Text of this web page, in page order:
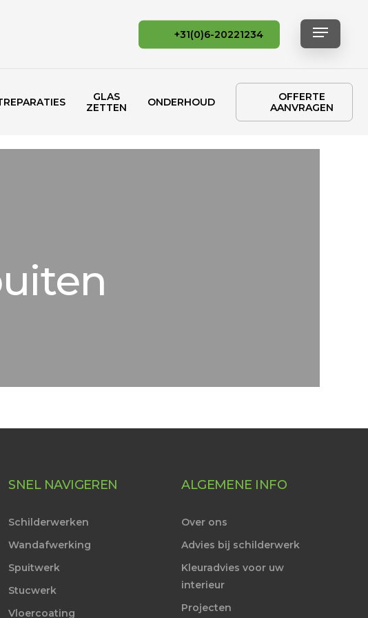
+31(0)6-20221234 Menu
GLAS
ZETTEN
ONDERHOUD
OFFERTE
AANVRAGEN
SNEL NAVIGEREN
Schilderwerken
Wandafwerking
Spuitwerk
Stucwerk
Vloercoating
ALGEMENE INFO
Over ons
Advies bij schilderwerk
Kleuradvies voor uw
interieur
Projecten